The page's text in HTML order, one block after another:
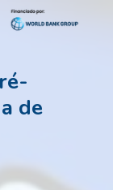
de